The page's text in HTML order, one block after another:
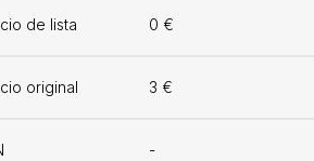
de lista 0 €
original 3 €
-